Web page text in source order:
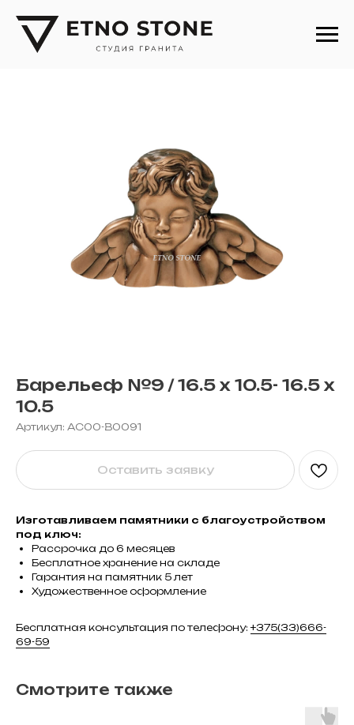
Барельеф №9 / 16.5 х 10.5- 16.5 х
10.5
Артикул: AC00-B0091
Оставить заявку
Изготавливаем памятники с благоустройством
под ключ:
Рассрочка до 6 месяцев
Бесплатное хранение на складе
Гарантия на памятник 5 лет
Художественное оформление
Бесплатная консультация по телефону: +375(33)666-
69-59
Смотрите также